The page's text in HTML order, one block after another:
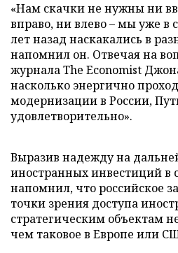
«Нам скачки не нужны ни
вправо, ни влево–мы уже в
лет назад наскакались в
напомнил он. Отвечая на
журнала The Economist
насколько энергично
модернизации в России,
удовлетворительно».
Выразив надежду на
иностранных инвестиций в
напомнил, что российское
точки зрения доступа
стратегическим объектам
чем таковое в Европе или